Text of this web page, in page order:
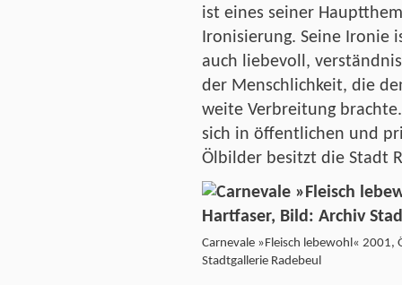
ist eines seiner
Ironisierung. Seine Ironie
auch liebevoll,
der Menschlichkeit, die
weite Verbreitung
sich in öffentlichen und
Ölbilder besitzt die Stadt
Carnevale »Fleisch lebewohl« 2001,
Stadtgallerie Radebeul